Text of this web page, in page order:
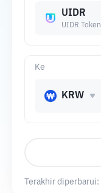
UIDR
UIDR Token
Ke
KRW
Terakhir diperbarui: